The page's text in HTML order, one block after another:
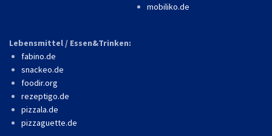
mobiliko.de
Lebensmittel / Essen&Trinken:
fabino.de
snackeo.de
foodir.org
rezeptigo.de
pizzala.de
pizzaguette.de